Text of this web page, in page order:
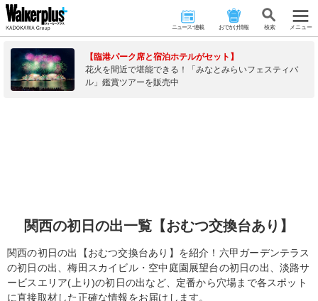
ニュース･連載 おでかけ情報 検 索 メニュー
【臨港パーク席と宿泊ホテルがセット】
花火を間近で堪能できる！「みなとみらいフェスティバ
ル」鑑賞ツアーを販売中
関西の初日の出一覧【おむつ交換台あり】
関西の初日の出【おむつ交換台あり】を紹介！六甲ガーデンテラス
の初日の出、梅田スカイビル・空中庭園展望台の初日の出、淡路サ
ービスエリア(上り)の初日の出など、定番から穴場まで各スポット
に直接取材した正確な情報をお届けします。